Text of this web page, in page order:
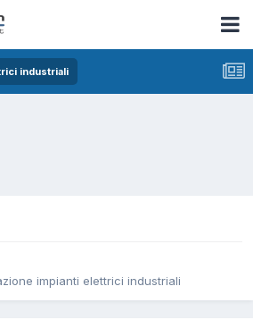
industriali
impianti elettrici industriali